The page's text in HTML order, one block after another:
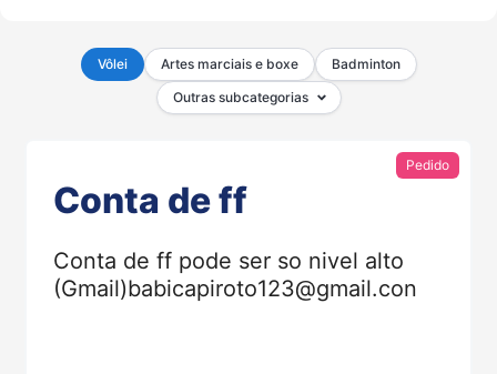
Vôlei Artes marciais e boxe
Badminton
Outras subcategorias
Pedido
Conta de ff
Conta de ff pode ser so nivel alto
(Gmail)babicapiroto123@gmail.con